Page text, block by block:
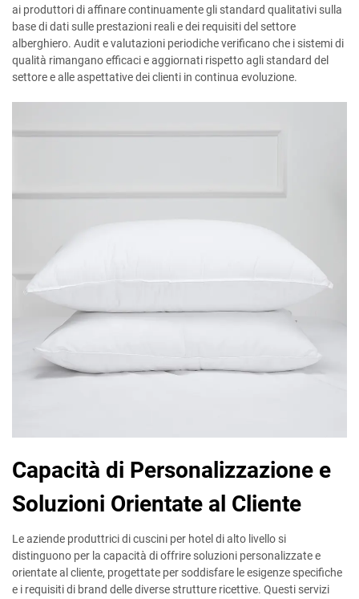
ai produttori di affinare continuamente gli standard qualitativi sulla
base di dati sulle prestazioni reali e dei requisiti del settore
alberghiero. Audit e valutazioni periodiche verificano che i sistemi di
qualità rimangano efficaci e aggiornati rispetto agli standard del
settore e alle aspettative dei clienti in continua evoluzione.
Capacità di Personalizzazione e
Soluzioni Orientate al Cliente
Le aziende produttrici di cuscini per hotel di alto livello si
distinguono per la capacità di offrire soluzioni personalizzate e
orientate al cliente, progettate per soddisfare le esigenze specifiche
e i requisiti di brand delle diverse strutture ricettive. Questi servizi